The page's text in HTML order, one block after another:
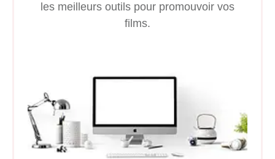
les meilleurs outils pour promouvoir vos
films.